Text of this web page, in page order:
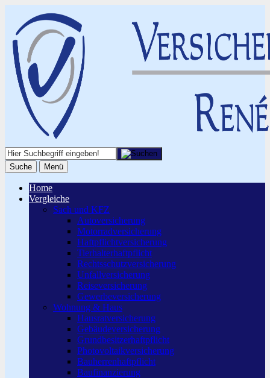
Suche Menü
Home
Vergleiche
Sach und KFZ
Autoversicherung
Motorradversicherung
Haftpflichtversicherung
Tierhalterhaftpflicht
Rechtsschutzversicherung
Unfallversicherung
Reiseversicherung
Gewerbeversicherung
Wohnung & Haus
Hausratversicherung
Gebäudeversicherung
Grundbesitzerhaftpflicht
Photovoltaikversicherung
Bauherrenhaftpflicht
Baufinanzierung